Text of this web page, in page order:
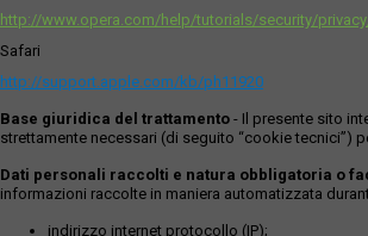
http://www.opera.com/help/tutorials/security/
Safari
http://support.apple.com/kb/ph11920
Base giuridica del trattamento - Il presente sito
strettamente necessari (di seguito “cookie tecnici”)
Dati personali raccolti e natura obbligatoria o
informazioni raccolte in maniera automatizzata
indirizzo internet protocollo (IP);